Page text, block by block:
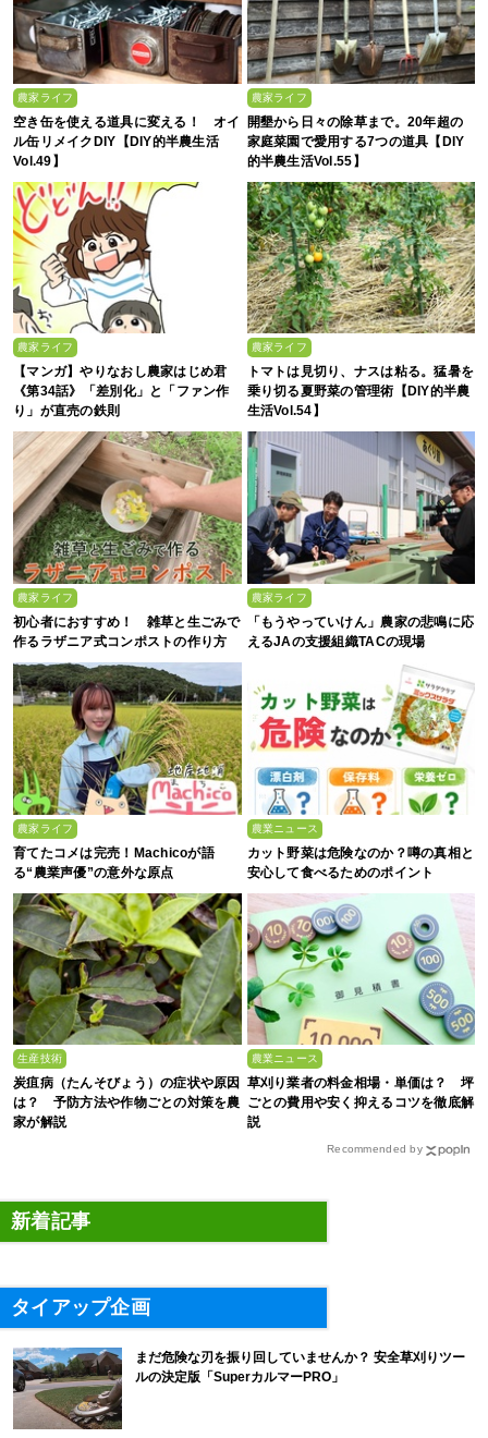
農家ライフ
空き缶を使える道具に変える！ オイ
ル缶リメイクDIY【DIY的半農生活
Vol.49】
農家ライフ
開墾から日々の除草まで。20年超の
家庭菜園で愛用する7つの道具【DIY
的半農生活Vol.55】
農家ライフ
【マンガ】やりなおし農家はじめ君
《第34話》「差別化」と「ファン作
り」が直売の鉄則
農家ライフ
トマトは見切り、ナスは粘る。猛暑を
乗り切る夏野菜の管理術【DIY的半農
生活Vol.54】
農家ライフ
初心者におすすめ！ 雑草と生ごみで
作るラザニア式コンポストの作り方
農家ライフ
「もうやっていけん」農家の悲鳴に応
えるJAの支援組織TACの現場
農家ライフ
育てたコメは完売！Machicoが語
る“農業声優”の意外な原点
農業ニュース
カット野菜は危険なのか？噂の真相と
安心して食べるためのポイント
生産技術
炭疽病（たんそびょう）の症状や原因
は？ 予防方法や作物ごとの対策を農
家が解説
農業ニュース
草刈り業者の料金相場・単価は？ 坪
ごとの費用や安く抑えるコツを徹底解
説
Recommended by
新着記事
タイアップ企画
まだ危険な刃を振り回していませんか？ 安全草刈りツー
ルの決定版「SuperカルマーPRO」